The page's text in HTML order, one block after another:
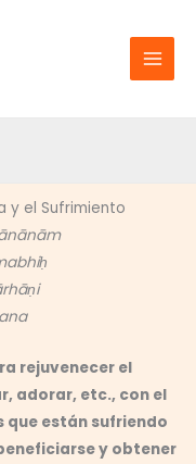
y el Sufrimiento
rejuvenecer el
adorar, etc., con el
que están sufriendo
y obtener